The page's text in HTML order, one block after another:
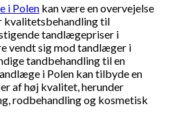
i Polen kan være en overvejelse
kvalitetsbehandling til
tandlægepriser i
vendt sig mod tandlæger i
tandbehandling til en
i Polen kan tilbyde en
af høj kvalitet, herunder
rodbehandling og kosmetisk